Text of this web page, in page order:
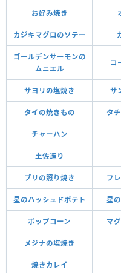
お好み焼き
カジキマグロのソテー
ゴールデンサーモンの
ムニエル
コ
サヨリの塩焼き サ
タイの焼きもの タ
チャーハン
土佐造り
ブリの照り焼き フ
星のハッシュドポテト 星
ポップコーン マ
メジナの塩焼き
焼きカレイ